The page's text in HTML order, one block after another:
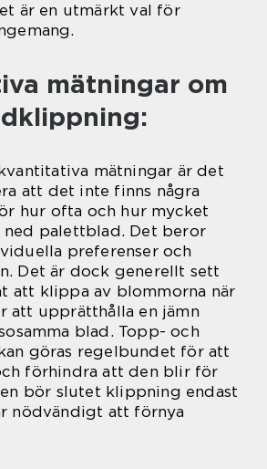
är en utmärkt val för
mätningar om
mätningar är det
att det inte finns några
hur ofta och hur mycket
ned palettblad. Det beror
preferenser och
Det är dock generellt sett
att klippa av blommorna när
att upprätthålla en jämn
blad. Topp- och
göras regelbundet för att
förhindra att den blir för
bör slutet klippning endast
nödvändigt att förnya